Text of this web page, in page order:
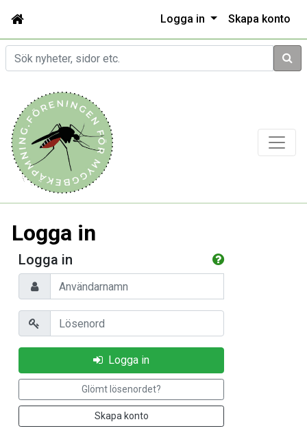
Logga in Skapa konto
Sök
Logga in
Logga in
Användarnamn
Lösenord
Logga in
Glömt lösenordet?
Skapa konto